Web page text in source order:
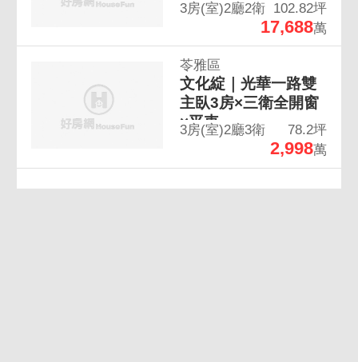
3房(室)2廳2衛 102.82坪
17,688萬
苓雅區
文化綻｜光華一路雙
主臥3房×三衛全開窗
×平車
3房(室)2廳3衛 78.2坪
2,998萬